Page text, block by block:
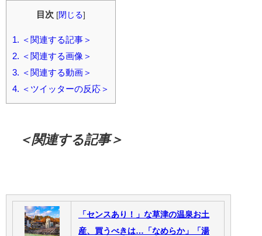
目次 [閉じる]
1. ＜関連する記事＞
2. ＜関連する画像＞
3. ＜関連する動画＞
4. ＜ツイッターの反応＞
＜関連する記事＞
「センスあり！」な草津の温泉お土
産、買うべきは…「なめらか」「湯